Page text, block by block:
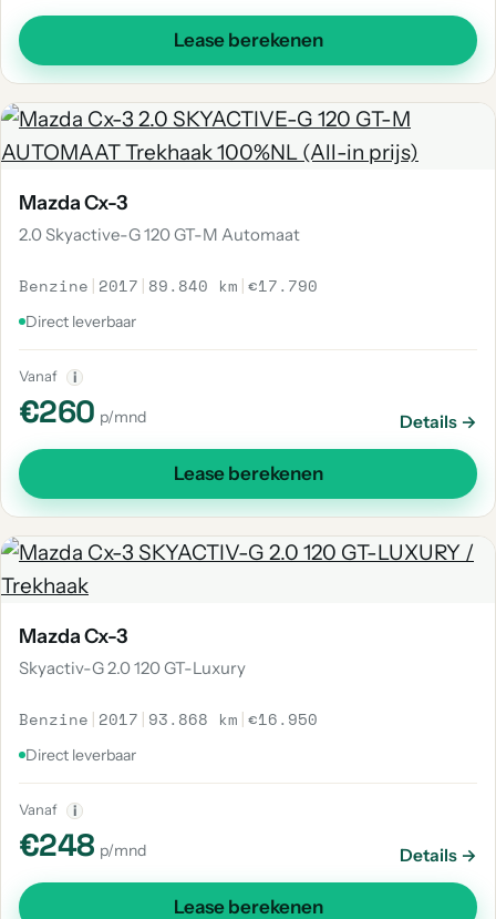
Lease berekenen
Mazda Cx-3
2.0 Skyactive-G 120 GT-M Automaat
Benzine | 2017 | 89.840 km |€17.790
Direct leverbaar
Vanaf i
€260 p/mnd Details →
Lease berekenen
Mazda Cx-3
Skyactiv-G 2.0 120 GT-Luxury
Benzine | 2017 | 93.868 km |€16.950
Direct leverbaar
Vanaf i
€248 p/mnd Details →
Lease berekenen